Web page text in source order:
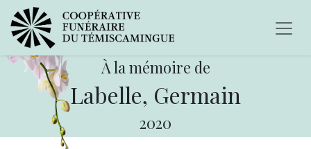
À la mémoire de
Labelle, Germain
2020